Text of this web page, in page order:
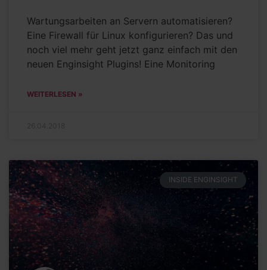
Wartungsarbeiten an Servern automatisieren?
Eine Firewall für Linux konfigurieren? Das und
noch viel mehr geht jetzt ganz einfach mit den
neuen Enginsight Plugins! Eine Monitoring
WEITERLESEN »
INSIDE ENGINSIGHT